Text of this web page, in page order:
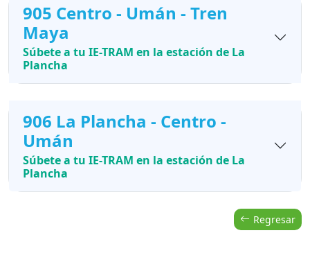
905 Centro - Umán - Tren
Maya
Súbete a tu IE-TRAM en la estación de La
Plancha
906 La Plancha - Centro -
Umán
Súbete a tu IE-TRAM en la estación de La
Plancha
Regresar